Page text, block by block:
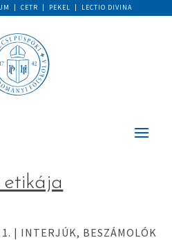
| CETR | PEKEL | LECTIO DIVINA
| INTERJÚK, BESZÁMOLÓK